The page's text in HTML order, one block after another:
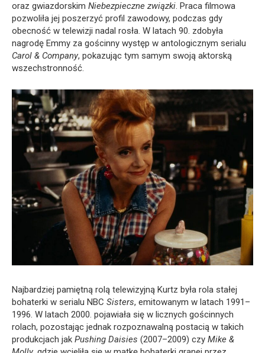
oraz gwiazdorskim Niebezpieczne związki. Praca filmowa
pozwoliła jej poszerzyć profil zawodowy, podczas gdy
obecność w telewizji nadal rosła. W latach 90. zdobyła
nagrodę Emmy za gościnny występ w antologicznym serialu
Carol & Company, pokazując tym samym swoją aktorską
wszechstronność.
Najbardziej pamiętną rolą telewizyjną Kurtz była rola stałej
bohaterki w serialu NBC Sisters, emitowanym w latach 1991–
1996. W latach 2000. pojawiała się w licznych gościnnych
rolach, pozostając jednak rozpoznawalną postacią w takich
produkcjach jak Pushing Daisies (2007–2009) czy Mike &